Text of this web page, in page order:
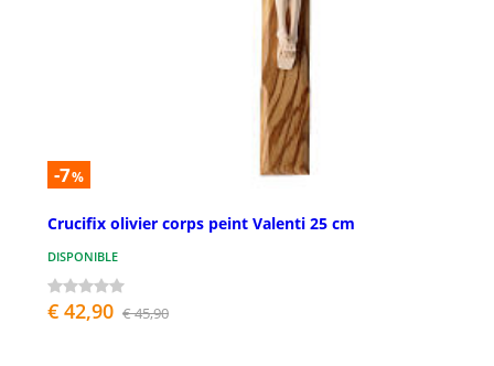
-7%
Crucifix olivier corps peint Valenti 25 cm
DISPONIBLE
€ 42,90 € 45,90